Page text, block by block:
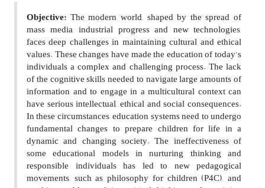
Objective: The modern world, shaped by the spread of
mass media, industrial progress and new technologies,
faces deep challenges in maintaining cultural and ethical
values. These changes have made the education of today's
individuals a complex and challenging process. The lack
of the cognitive skills needed to navigate large amounts of
information and to engage in a multicultural context can
have serious intellectual, ethical and social consequences.
In these circumstances, education systems need to undergo
fundamental changes to prepare children for life in a
dynamic and changing society. The ineffectiveness of
some educational models in nurturing thinking and
responsible individuals has led to new pedagogical
movements, such as philosophy for children (P4C), and